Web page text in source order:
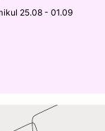
25.08 - 01.09